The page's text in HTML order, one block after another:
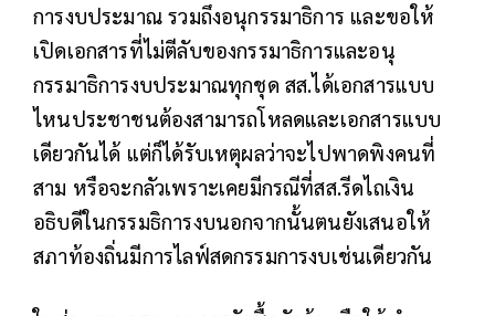
การงบประมาณ รวมถึงอนุกรรมาธิการ และขอให้
เปิดเอกสารที่ไม่ตีลับของกรรมาธิการและอนุ
กรรมาธิการงบประมาณทุกชุด สส.ได้เอกสารแบบ
ไหนประชาชนต้องสามารถโหลดและเอกสารแบบ
เดียวกันได้ แต่ก็ได้รับเหตุผลว่าจะไปพาดพิงคนที่
สาม หรือจะกลัวเพราะเคยมีกรณีที่สส.รีดไถเงิน
อธิบดีในกรรมธิการงบนอกจากนั้นตนยังเสนอให้
สภาท้องถิ่นมีการไลฟ์สดกรรมการงบเช่นเดียวกัน